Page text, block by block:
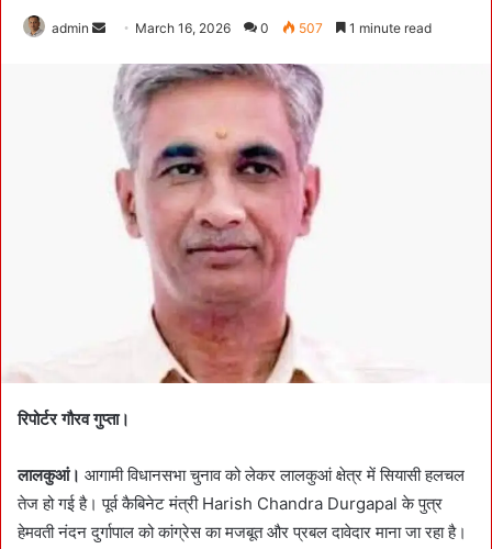
admin March 16, 2026 0 507 1 minute read
रिपोर्टर गौरव गुप्ता।
लालकुआं। आगामी विधानसभा चुनाव को लेकर लालकुआं क्षेत्र में सियासी हलचल
तेज हो गई है। पूर्व कैबिनेट मंत्री Harish Chandra Durgapal के पुत्र
हेमवती नंदन दुर्गापाल को कांग्रेस का मजबूत और प्रबल दावेदार माना जा रहा है।